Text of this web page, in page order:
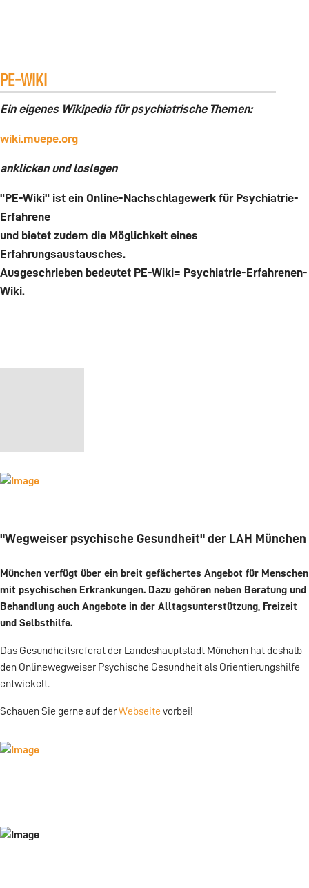
PE-WIKI
Ein eigenes Wikipedia für psychiatrische Themen:
wiki.muepe.org
anklicken und loslegen
"PE-Wiki" ist ein Online-Nachschlagewerk für Psychiatrie-
Erfahrene
und bietet zudem die Möglichkeit eines
Erfahrungsaustausches.
Ausgeschrieben bedeutet PE-Wiki= Psychiatrie-Erfahrenen-
Wiki.
"Wegweiser psychische Gesundheit" der LAH München
München verfügt über ein breit gefächertes Angebot für Menschen
mit psychischen Erkrankungen. Dazu gehören neben Beratung und
Behandlung auch Angebote in der Alltagsunterstützung, Freizeit
und Selbsthilfe.
Das Gesundheitsreferat der Landeshauptstadt München hat deshalb
den Onlinewegweiser Psychische Gesundheit als Orientierungshilfe
entwickelt.
Schauen Sie gerne auf derWebseite vorbei!